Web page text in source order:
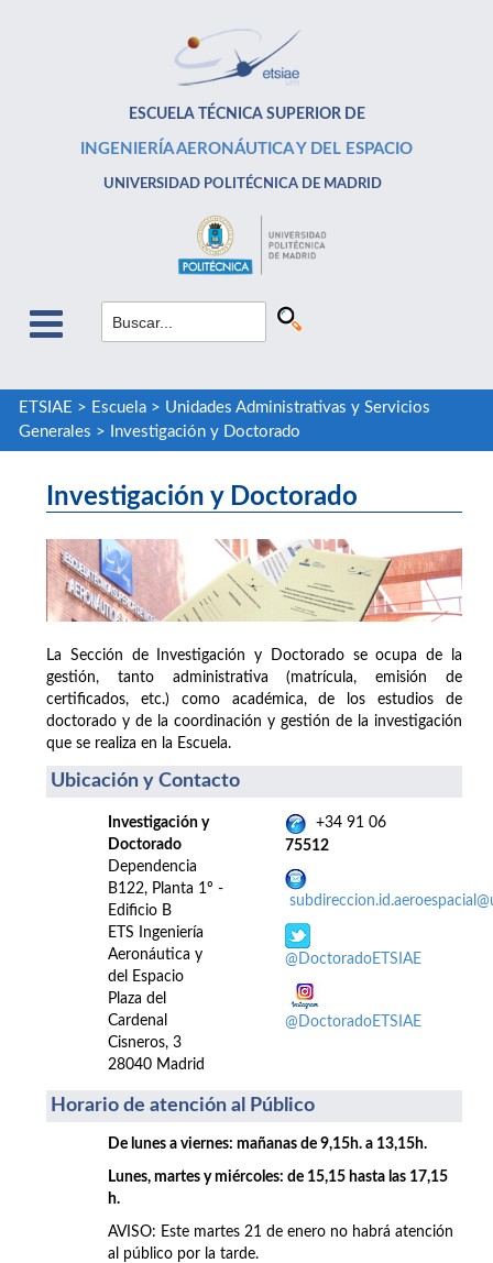
ESCUELA TÉCNICA SUPERIOR DE
INGENIERÍA AERONÁUTICA Y DEL ESPACIO
UNIVERSIDAD POLITÉCNICA DE MADRID
ETSIAE > Escuela> Unidades Administrativas y Servicios
Generales > Investigación y Doctorado
Investigación y Doctorado
La Sección de Investigación y Doctorado se ocupa de la
gestión, tanto administrativa (matrícula, emisión de
certificados, etc.) como académica, de los estudios de
doctorado y de la coordinación y gestión de la investigación
que se realiza en la Escuela.
Ubicación y Contacto
Investigación y
Doctorado
Dependencia
B122, Planta 1º -
Edificio B
ETS Ingeniería
Aeronáutica y
del Espacio
Plaza del
Cardenal
Cisneros, 3
28040 Madrid
+34 91 06
75512
@DoctoradoETSIAE
@DoctoradoETSIAE
Horario de atención al Público
De lunes a viernes: mañanas de 9,15h. a 13,15h.
Lunes, martes y miércoles: de 15,15 hasta las 17,15
h.
AVISO: Este martes 21 de enero no habrá atención
al público por la tarde.